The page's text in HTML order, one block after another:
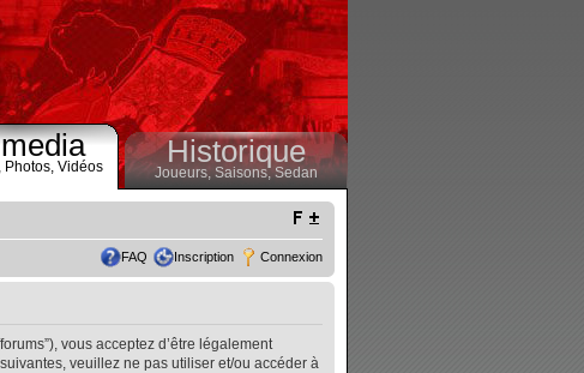
Photos, Vidéos Historique
Joueurs, Saisons,Sedan
FAQ Inscription Connexion
vous acceptez d’être légalement
veuillez ne pas utiliser et/ou accéder à